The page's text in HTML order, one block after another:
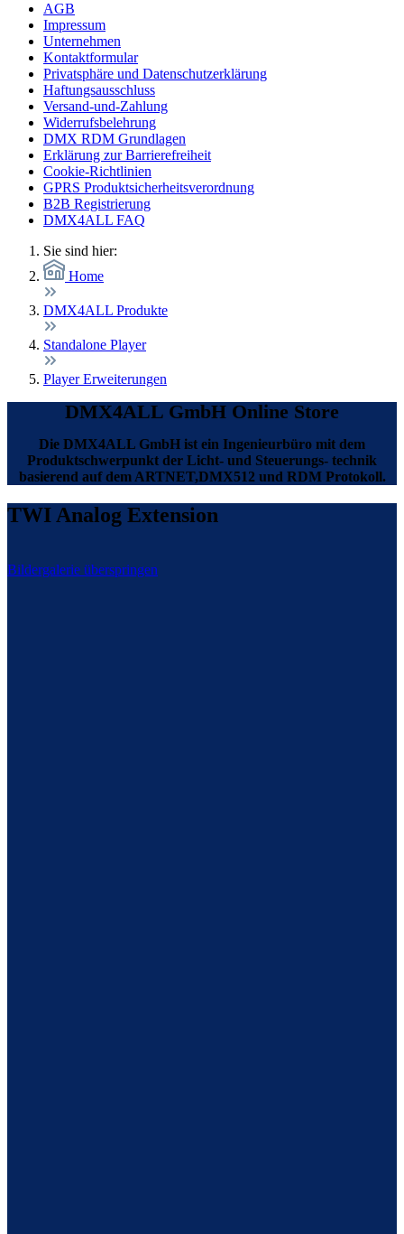
AGB
Impressum
Unternehmen
Kontaktformular
Privatsphäre und Datenschutzerklärung
Haftungsausschluss
Versand-und-Zahlung
Widerrufsbelehrung
DMX RDM Grundlagen
Erklärung zur Barrierefreiheit
Cookie-Richtlinien
GPRS Produktsicherheitsverordnung
B2B Registrierung
DMX4ALL FAQ
Sie sind hier:
Home
DMX4ALL Produkte
Standalone Player
Player Erweiterungen
DMX4ALL GmbH Online Store
Die DMX4ALL GmbH ist ein Ingenieurbüro mit dem
Produktschwerpunkt der Licht- und Steuerungs- technik
basierend auf dem ARTNET,DMX512 und RDM Protokoll.
TWI Analog Extension
Bildergalerie überspringen